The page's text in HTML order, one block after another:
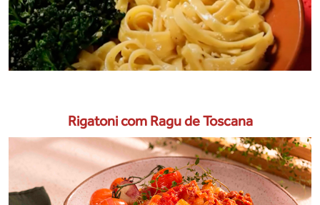
Rigatoni com Ragu de Toscana